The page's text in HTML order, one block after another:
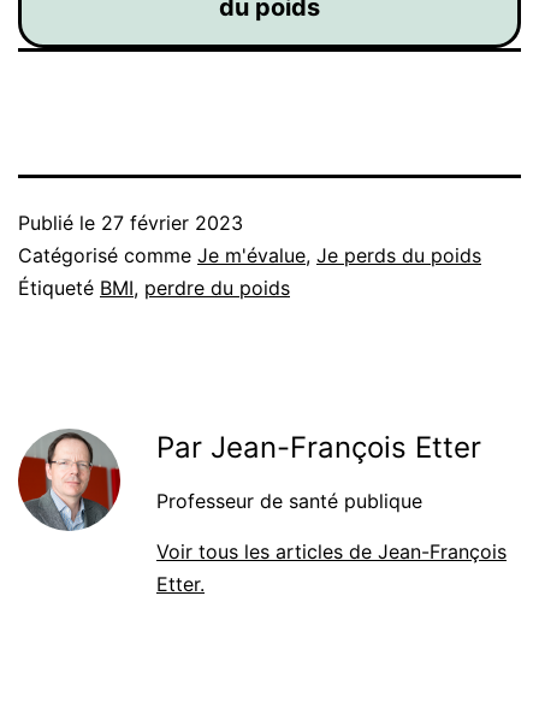
du poids
Publié le 27 février 2023
Catégorisé comme Je m'évalue, Je perds du poids
Étiqueté BMI, perdre du poids
Par Jean-François Etter
Professeur de santé publique
Voir tous les articles de Jean-François
Etter.